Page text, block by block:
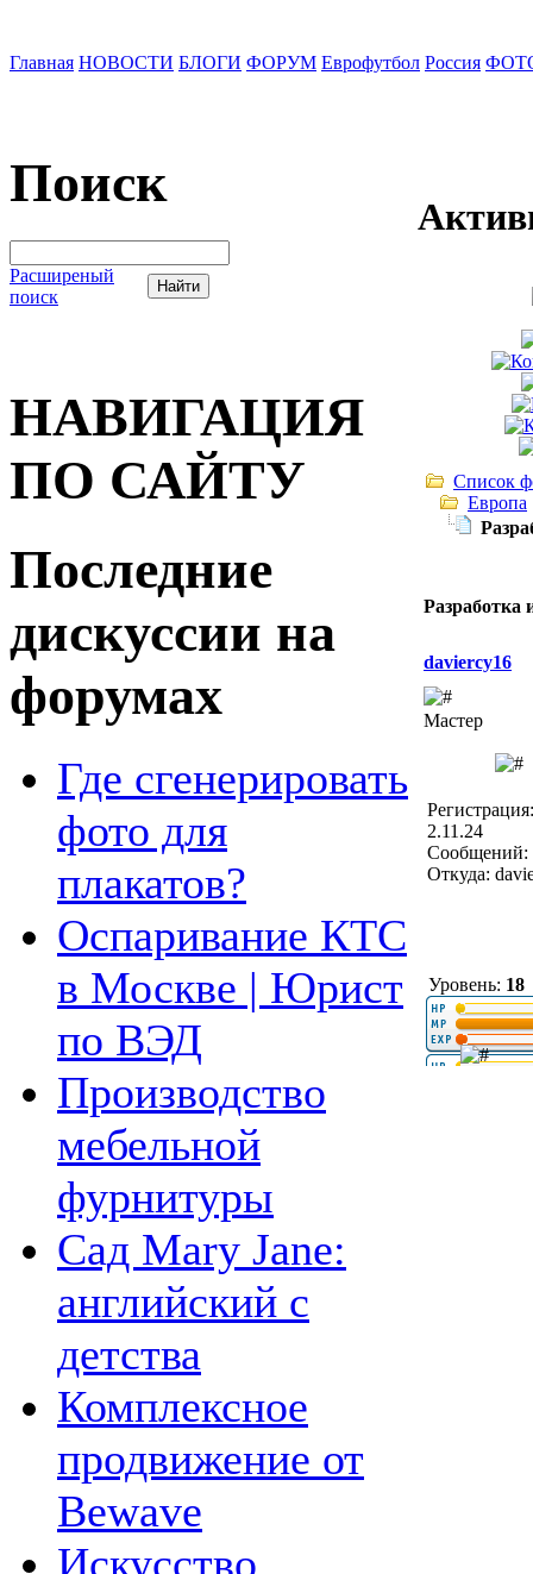
Главная НОВОСТИ БЛОГИ ФОРУМ Еврофутбол Россия
Поиск
Расширеный
поиск
НАВИГАЦИЯ
ПО САЙТУ
Последние
дискуссии на
форумах
Где сгенерировать
фото для
плакатов?
Оспаривание КТС
в Москве | Юрист
по ВЭД
Производство
мебельной
фурнитуры
Сад Mary Jane:
английский с
детства
Комплексное
продвижение от
Bewave
Искусство
Список
Европа
Разработка
daviercy16
Мастер
Регистрация:
2.11.24
Сообщений:
Откуда:
Уровень: 18